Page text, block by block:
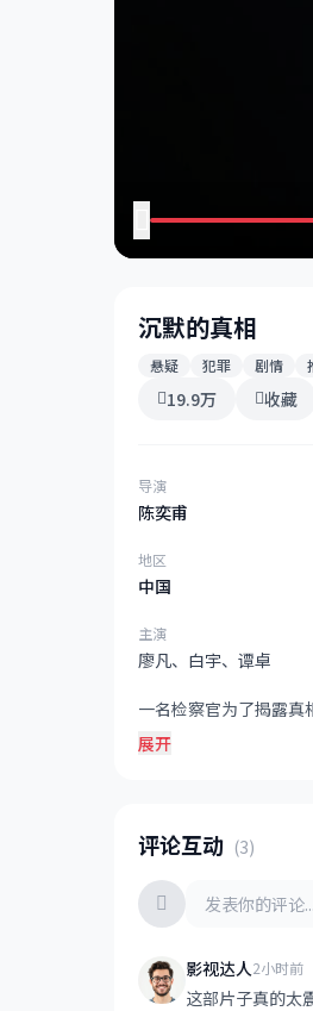
沉默的真相
悬疑 犯罪 剧情
19.9万 收藏
导演
陈奕甫
地区
中国
主演
廖凡、白宇、谭卓
一名检察官为了揭露真
展开
评论互动 (3)
影视达人2小时前
这部片子真的太